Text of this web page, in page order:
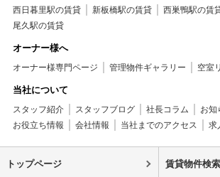
西日暮里駅の賃貸
新板橋駅の賃貸 西巣鴨駅の賃
尾久駅の賃貸
オーナー様へ
オーナー様専門ページ 管理物件ギャラリー 空室
当社について
スタッフ紹介 スタッフブログ 社長コラム お知
お役立ち情報
会社情報 当社までのアクセス 求
トップページ 賃貸物件検索